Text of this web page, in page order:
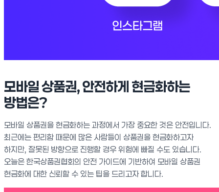
모바일 상품권, 안전하게 현금화하는
방법은?
모바일 상품권을 현금화하는 과정에서 가장 중요한 것은 안전입니다.
최근에는 편리함 때문에 많은 사람들이 상품권을 현금화하고자
하지만, 잘못된 방향으로 진행할 경우 위험에 빠질 수도 있습니다.
오늘은 한국상품권협회의 안전 가이드에 기반하여 모바일 상품권
현금화에 대한 신뢰할 수 있는 팁을 드리고자 합니다.